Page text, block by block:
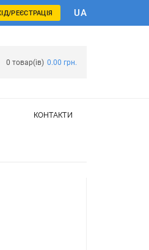
РЕЄСТРАЦІЯ UA
0 товар(ів) 0.00 грн.
КОНТАКТИ